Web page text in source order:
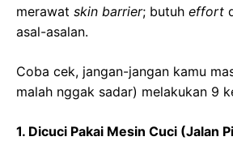
merawat skin barrier; butuh effort
asal-asalan.
Coba cek, jangan-jangan kamu
malah nggak sadar) melakukan 9
1. Dicuci Pakai Mesin Cuci (Jalan